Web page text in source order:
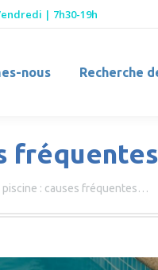
| 7h30-19h
nous Recherche
piscine : causes fréquentes…